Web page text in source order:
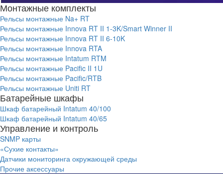
Монтажные комплекты
Рельсы монтажные Na+ RT
Рельсы монтажные Innova RT II 1-3K/Smart Winner II
Рельсы монтажные Innova RT II 6-10K
Рельсы монтажные Innova RTA
Рельсы монтажные Intatum RTM
Рельсы монтажные Pacific II 1U
Рельсы монтажные Pacific/RTB
Рельсы монтажные Uniti RT
Батарейные шкафы
Шкаф батарейный Intatum 40/100
Шкаф батарейный Intatum 40/65
Управление и контроль
SNMP карты
«Сухие контакты»
Датчики мониторинга окружающей среды
Прочие аксессуары